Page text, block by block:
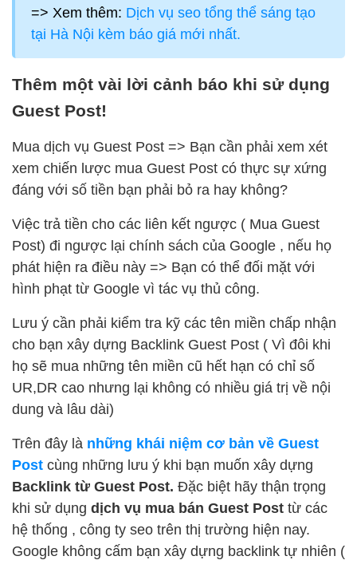
=> Xem thêm: Dịch vụ seo tổng thể sáng tạo
tại Hà Nội kèm báo giá mới nhất.
Thêm một vài lời cảnh báo khi sử dụng
Guest Post!
Mua dịch vụ Guest Post => Bạn cần phải xem xét
xem chiến lược mua Guest Post có thực sự xứng
đáng với số tiền bạn phải bỏ ra hay không?
Việc trả tiền cho các liên kết ngược ( Mua Guest
Post) đi ngược lại chính sách của Google , nếu họ
phát hiện ra điều này => Bạn có thể đối mặt với
hình phạt từ Google vì tác vụ thủ công.
Lưu ý cần phải kiểm tra kỹ các tên miền chấp nhận
cho bạn xây dựng Backlink Guest Post ( Vì đôi khi
họ sẽ mua những tên miền cũ hết hạn có chỉ số
UR,DR cao nhưng lại không có nhiều giá trị về nội
dung và lâu dài)
Trên đây là những khái niệm cơ bản về Guest
Post cùng những lưu ý khi bạn muốn xây dựng
Backlink từ Guest Post. Đặc biệt hãy thận trọng
khi sử dụng dịch vụ mua bán Guest Post từ các
hệ thống , công ty seo trên thị trường hiện nay.
Google không cấm bạn xây dựng backlink tự nhiên (